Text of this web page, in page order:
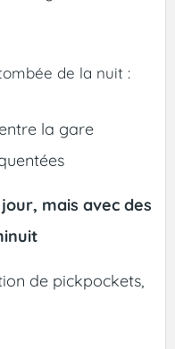
de la nuit :
la gare
mais avec des
de pickpockets,